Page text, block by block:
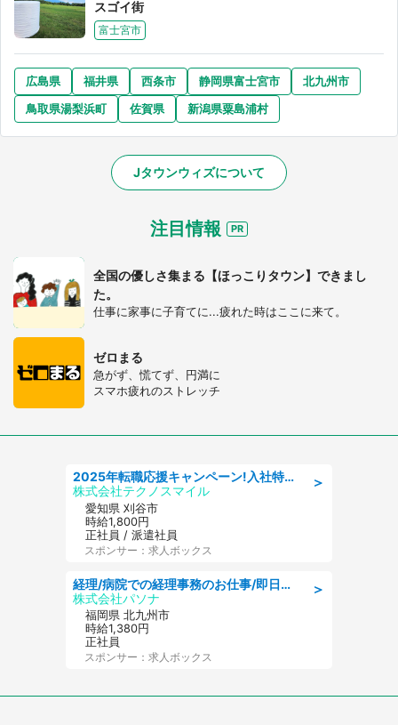
スゴイ街
富士宮市
広島県 福井県 西条市 静岡県富士宮市
北九州市
鳥取県湯梨浜町
佐賀県 新潟県粟島浦村
Jタウンウィズについて
注目情報
全国の優しさ集まる【ほっこりタウン】できまし
た。
仕事に家事に子育てに...疲れた時はここに来て。
ゼロまる
急がず、慌てず、円満に
スマホ疲れのストレッチ
＞
2025年転職応援キャンペーン!入社特典58万円/デンソーで働こう!自動車工場で小型部品の検査業務 denso aichi
株式会社テクノスマイル
愛知県 刈谷市
時給1,800円
正社員 / 派遣社員
スポンサー：求人ボックス
＞
経理/病院での経理事務のお仕事/即日勤務可/車通勤可/経理/一般事務
株式会社パソナ
福岡県 北九州市
時給1,380円
正社員
スポンサー：求人ボックス